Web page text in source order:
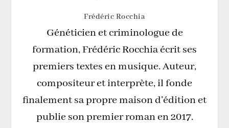
Frédéric Rocchia
Généticien et criminologue de
formation, Frédéric Rocchia écrit ses
premiers textes en musique. Auteur,
compositeur et interprète, il fonde
finalement sa propre maison d’édition et
publie son premier roman en 2017.